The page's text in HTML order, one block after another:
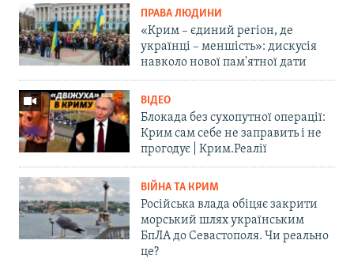
ПРАВА ЛЮДИНИ
«Крим – єдиний регіон, де
українці – меншість»: дискусія
навколо нової пам'ятної дати
ВІДЕО
Блокада без сухопутної операції:
Крим сам себе не заправить і не
прогодує | Крим.Реалії
ВІЙНА ТА КРИМ
Російська влада обіцяє закрити
морський шлях українським
БпЛА до Севастополя. Чи реально
це?